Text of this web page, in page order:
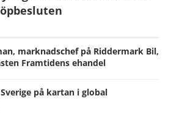
marknadschef på Riddermark Bil,
Framtidens ehandel
på kartan i global